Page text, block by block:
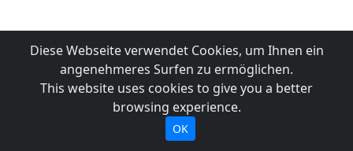
Diese Webseite verwendet Cookies, um Ihnen ein
angenehmeres Surfen zu ermöglichen.
This website uses cookies to give you a better
browsing experience.
OK